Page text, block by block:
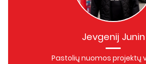
Jevgenij Junin
Pastolių nuomos projektų